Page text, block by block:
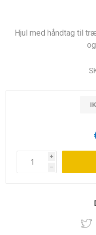
Hjul med håndtag til
i
h